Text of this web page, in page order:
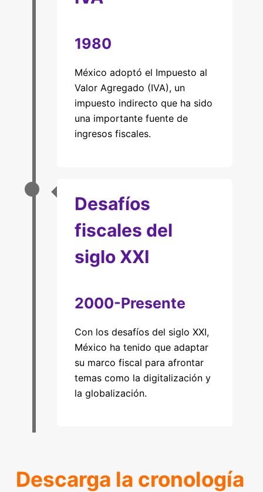
1980
México adoptó el Impuesto al
Valor Agregado (IVA), un
impuesto indirecto que ha sido
una importante fuente de
ingresos fiscales.
Desafíos
fiscales del
siglo XXI
2000-Presente
Con los desafíos del siglo XXI,
México ha tenido que adaptar
su marco fiscal para afrontar
temas como la digitalización y
la globalización.
Descarga la cronología